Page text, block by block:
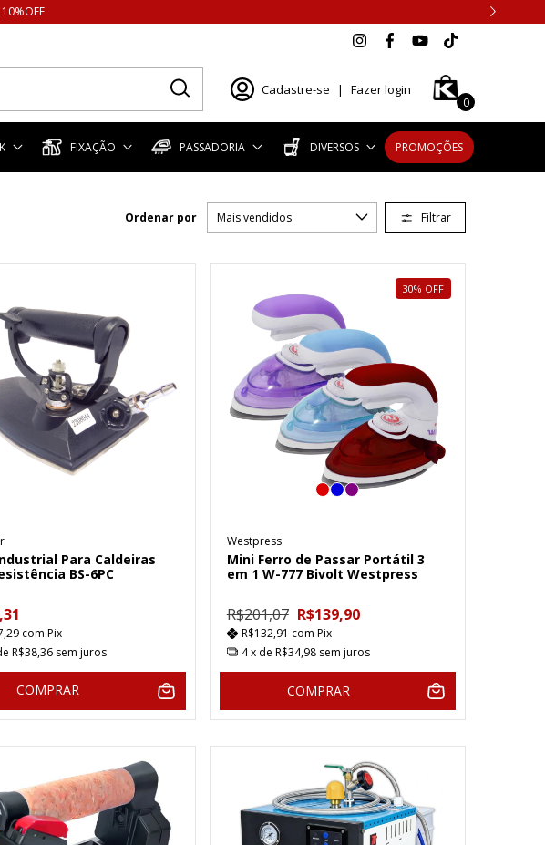
Cadastre-se | Fazer login
0
FIXAÇÃO PASSADORIA DIVERSOS PROMOÇÕES
Ordenar por Filtrar
Para Caldeiras
BS-6PC
com Pix
R$38,36 sem juros
COMPRAR
30% OFF
Westpress
Mini Ferro de Passar Portátil 3
em 1 W-777 Bivolt Westpress
R$201,07 R$139,90
R$132,91 com Pix
4x de R$34,98 sem juros
COMPRAR